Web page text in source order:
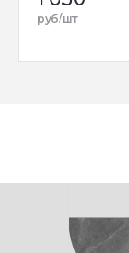
руб/шт